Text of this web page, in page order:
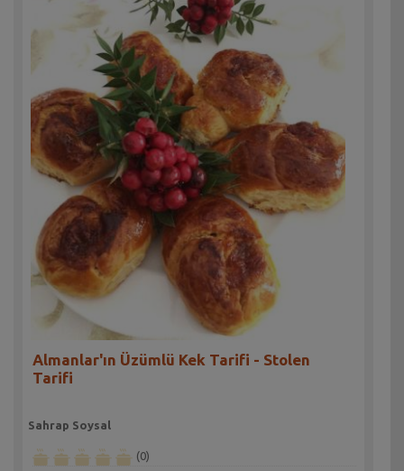
Almanlar'ın Üzümlü Kek Tarifi - Stolen
Tarifi
Sahrap Soysal
(0)